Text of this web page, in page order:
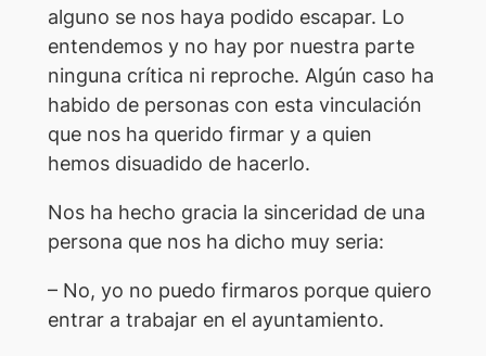
alguno se nos haya podido escapar. Lo
entendemos y no hay por nuestra parte
ninguna crítica ni reproche. Algún caso ha
habido de personas con esta vinculación
que nos ha querido firmar y a quien
hemos disuadido de hacerlo.
Nos ha hecho gracia la sinceridad de una
persona que nos ha dicho muy seria:
– No, yo no puedo firmaros porque quiero
entrar a trabajar en el ayuntamiento.